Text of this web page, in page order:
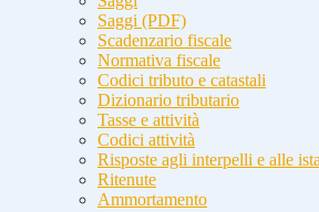
Saggi (PDF)
Scadenzario fiscale
Normativa fiscale
Codici tributo e catastali
Dizionario tributario
Tasse e attività
Codici attività
Risposte agli interpelli e alle
Ritenute
Ammortamento